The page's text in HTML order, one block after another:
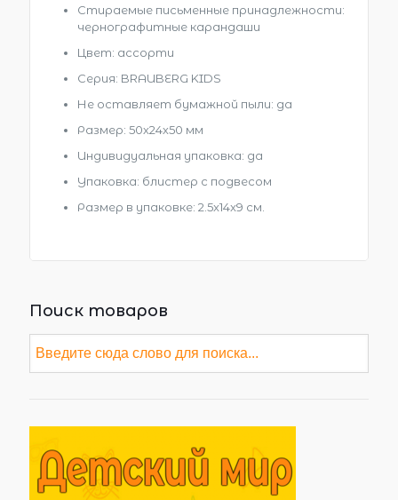
Стираемые письменные принадлежности:
чернографитные карандаши
Цвет: ассорти
Серия: BRAUBERG KIDS
Не оставляет бумажной пыли: да
Размер: 50х24х50 мм
Индивидуальная упаковка: да
Упаковка: блистер с подвесом
Размер в упаковке: 2.5x14x9 см.
Поиск товаров